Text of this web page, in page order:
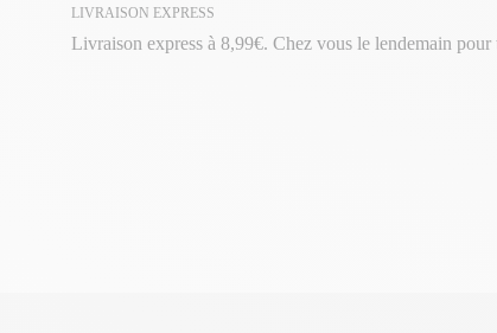
LIVRAISON EXPRESS
Livraison express à 8,99€. Chez vous le lendemain pour